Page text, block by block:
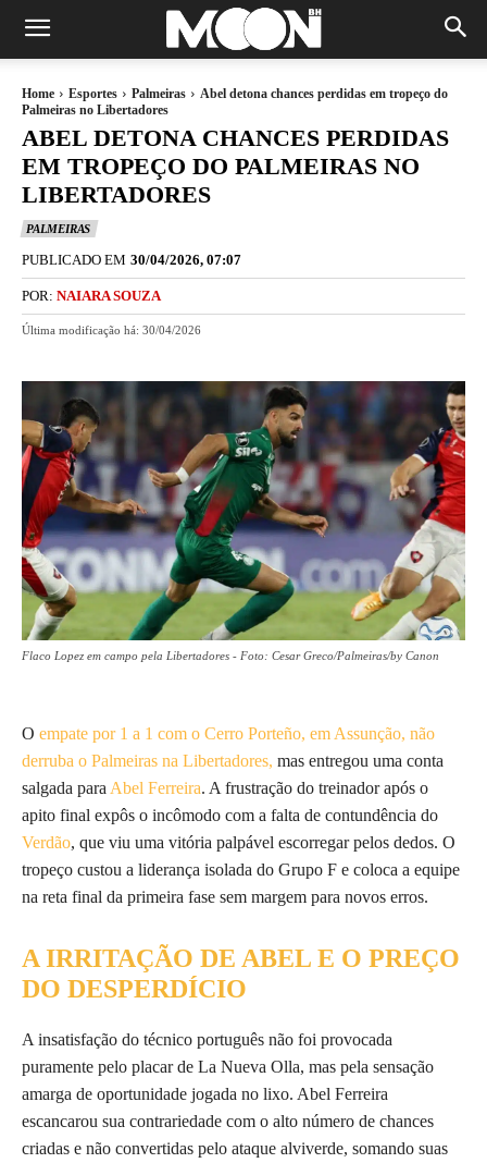
Home Esportes Palmeiras
Abel detona chances perdidas em tropeço do
Palmeiras no Libertadores
ABEL DETONA CHANCES PERDIDAS
EM TROPEÇO DO PALMEIRAS NO
LIBERTADORES
PALMEIRAS
PUBLICADO EM 30/04/2026, 07:07
POR: NAIARA SOUZA
Última modificação há: 30/04/2026
Flaco Lopez em campo pela Libertadores - Foto: Cesar Greco/Palmeiras/by Canon
O empate por 1 a 1 com o Cerro Porteño, em Assunção, não
derruba o Palmeiras na Libertadores, mas entregou uma conta
salgada para Abel Ferreira. A frustração do treinador após o
apito final expôs o incômodo com a falta de contundência do
Verdão, que viu uma vitória palpável escorregar pelos dedos. O
tropeço custou a liderança isolada do Grupo F e coloca a equipe
na reta final da primeira fase sem margem para novos erros.
A IRRITAÇÃO DE ABEL E O PREÇO
DO DESPERDÍCIO
A insatisfação do técnico português não foi provocada
puramente pelo placar de La Nueva Olla, mas pela sensação
amarga de oportunidade jogada no lixo. Abel Ferreira
escancarou sua contrariedade com o alto número de chances
criadas e não convertidas pelo ataque alviverde, somando suas